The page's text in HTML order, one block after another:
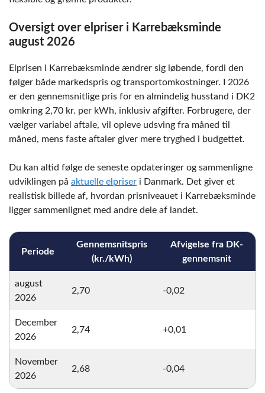
Oversigt over elpriser i Karrebæksminde
august 2026
Elprisen i Karrebæksminde ændrer sig løbende, fordi den
følger både markedspris og transportomkostninger. I 2026
er den gennemsnitlige pris for en almindelig husstand i DK2
omkring 2,70 kr. per kWh, inklusiv afgifter. Forbrugere, der
vælger variabel aftale, vil opleve udsving fra måned til
måned, mens faste aftaler giver mere tryghed i budgettet.
Du kan altid følge de seneste opdateringer og sammenligne
udviklingen på aktuelle elpriser i Danmark. Det giver et
realistisk billede af, hvordan prisniveauet i Karrebæksminde
ligger sammenlignet med andre dele af landet.
Periode
Gennemsnitspris
(kr./kWh)
Afvigelse fra DK-
gennemsnit
august
2026
2,70 -0,02
December
2026
2,74 +0,01
November
2026
2,68 -0,04